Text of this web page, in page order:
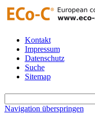
Kontakt
Impressum
Datenschutz
Suche
Sitemap
Navigation überspringen